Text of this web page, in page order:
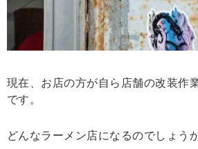
現在、お店の方が自ら店舗の改装作
です。
どんなラーメン店になるのでしょう